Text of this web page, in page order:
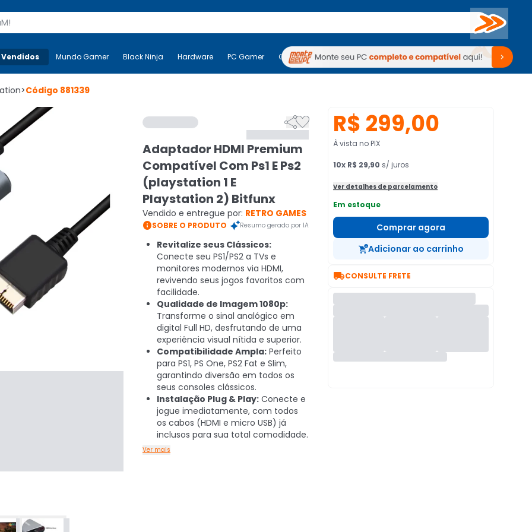
Buscar
Mais-v- Mundo Gamer Black Ninja Hardware PC Gamer Computadores Periféricos TV Venda no KaBuM!
Mundo Gamer Black Ninja Hardware PC Gamer Computadores Periféricos TV Venda no KaBuM!
>Código 881339

Adaptador HDMI Premium
Compatível Com Ps1 E Ps2
(playstation 1 E
Playstation 2) Bitfunx
Vendido e entregue por: RETRO GAMES
SOBRE O PRODUTO Resumo gerado por IA
Revitalize seus Clássicos:
Conecte seu PS1/PS2 a TVs e
monitores modernos via HDMI,
revivendo seus jogos favoritos com
facilidade.
Qualidade de Imagem 1080p:
Transforme o sinal analógico em
digital Full HD, desfrutando de uma
experiência visual nítida e superior.
Compatibilidade Ampla: Perfeito
para PS1, PS One, PS2 Fat e Slim,
garantindo diversão em todos os
seus consoles clássicos.
Instalação Plug & Play: Conecte e
jogue imediatamente, com todos
os cabos (HDMI e micro USB) já
inclusos para sua total comodidade.
Ver mais
R$ 299,00
À vista no PIX
10x R$ 29,90 s/ juros
Ver detalhes de parcelamento
Em estoque
Comprar agora
Adicionar ao carrinho
CONSULTE FRETE